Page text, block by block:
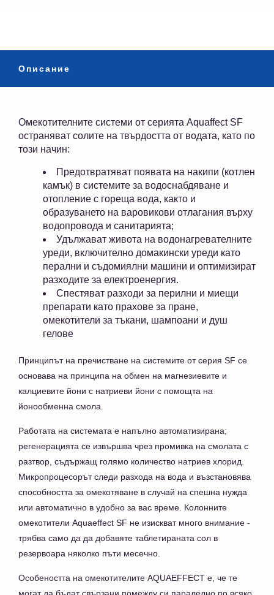
Описание
Омекотителните системи от серията Aquaffect SF
остраняват солите на твърдостта от водата, като по
този начин:
Предотвратяват появата на накипи (котлен
камък) в системите за водоснабдяване и
отопление с гореща вода, както и
образуването на варовикови отлагания върху
водопровода и санитарията;
Удължават живота на водонагревателните
уреди, включително домакински уреди като
перални и съдомиялни машини и оптимизират
разходите за електроенергия.
Спестяват разходи за перилни и миещи
препарати като прахове за пране,
омекотители за тъкани, шампоани и душ
гелове
Принципът на пречистване на системите от серия SF се
основава на принципа на обмен на магнезиевите и
калциевите йони с натриеви йони с помощта на
йонообменна смола.
Работата на системата е напълно автоматизирана;
регенерацията се извършва чрез промивка на смолата с
разтвор, съдържащ голямо количество натриев хлорид.
Микропроцесорът следи разхода на вода и възстановява
способността за омекотяване в случай на спешна нужда
или автоматично в удобно за вас време. Колонните
омекотители Aquaeffect SF не изискват много внимание -
трябва само да да добавяте таблетираната сол в
резервоара няколко пъти месечно.
Особеността на омекотителите AQUAEFFECT е, че те